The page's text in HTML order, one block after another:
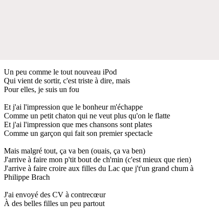
Un peu comme le tout nouveau iPod
Qui vient de sortir, c'est triste à dire, mais
Pour elles, je suis un fou
Et j'ai l'impression que le bonheur m'échappe
Comme un petit chaton qui ne veut plus qu'on le flatte
Et j'ai l'impression que mes chansons sont plates
Comme un garçon qui fait son premier spectacle
Mais malgré tout, ça va ben (ouais, ça va ben)
J'arrive à faire mon p'tit bout de ch'min (c'est mieux que rien)
J'arrive à faire croire aux filles du Lac que j't'un grand chum à
Philippe Brach
J'ai envoyé des CV à contrecœur
À des belles filles un peu partout